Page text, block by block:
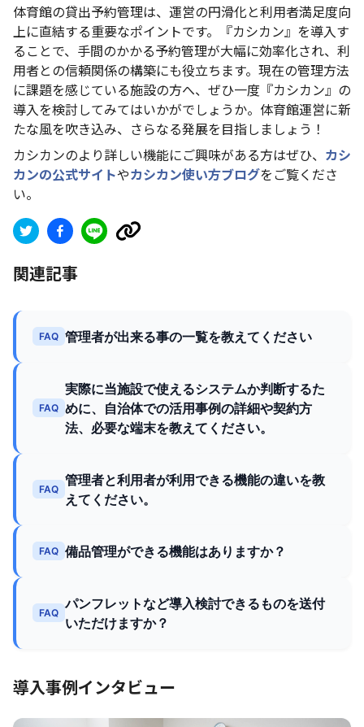
体育館の貸出予約管理は、運営の円滑化と利用者満足度向
上に直結する重要なポイントです。『カシカン』を導入す
ることで、手間のかかる予約管理が大幅に効率化され、利
用者との信頼関係の構築にも役立ちます。現在の管理方法
に課題を感じている施設の方へ、ぜひ一度『カシカン』の
導入を検討してみてはいかがでしょうか。体育館運営に新
たな風を吹き込み、さらなる発展を目指しましょう！
カシカンのより詳しい機能にご興味がある方はぜひ、 カシ
カンの公式サイトやカシカン使い方ブログをご覧くださ
い。
関連記事
FAQ 管理者が出来る事の一覧を教えてください
FAQ
実際に当施設で使えるシステムか判断するた
めに、自治体での活用事例の詳細や契約方
法、必要な端末を教えてください。
FAQ
管理者と利用者が利用できる機能の違いを教
えてください。
FAQ 備品管理ができる機能はありますか？
FAQ
パンフレットなど導入検討できるものを送付
いただけますか？
導入事例インタビュー